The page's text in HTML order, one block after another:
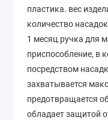
пластика. вес
количество
1 месяц.ручка для
приспособление, в
посредством
захватывается
предотвращается
обладает защитой